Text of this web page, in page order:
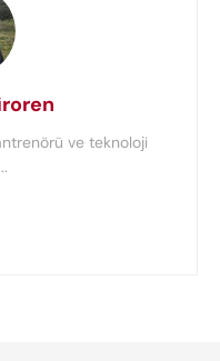
ve teknoloji